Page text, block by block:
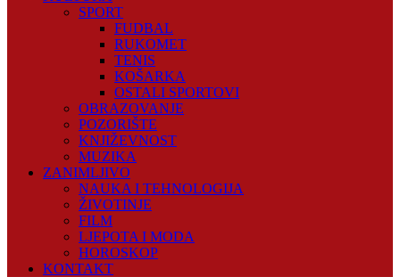
SPORT
FUDBAL
RUKOMET
TENIS
KOŠARKA
OSTALI SPORTOVI
OBRAZOVANJE
POZORIŠTE
KNJIŽEVNOST
MUZIKA
ZANIMLJIVO
NAUKA I TEHNOLOGIJA
ŽIVOTINJE
FILM
LJEPOTA I MODA
HOROSKOP
KONTAKT